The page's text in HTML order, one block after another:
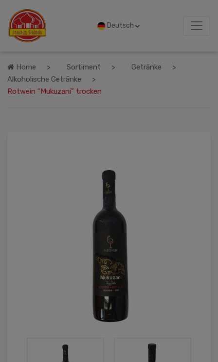
Deutsch
Home Sortiment
Getränke
Alkoholische Getränke
Rotwein "Mukuzani" trocken